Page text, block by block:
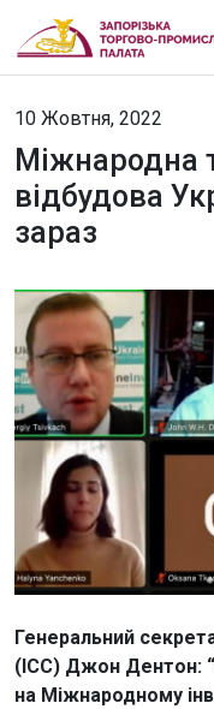
10 Жовтня, 2022
Міжнародна
відбудова
зараз
Генеральний
(ICC) Джон Дентон:
на Міжнародному